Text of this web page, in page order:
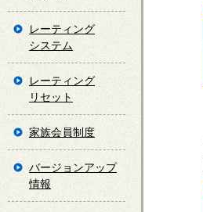
レーティング
システム
レーティング
リセット
家族会員制度
バージョンアップ
情報